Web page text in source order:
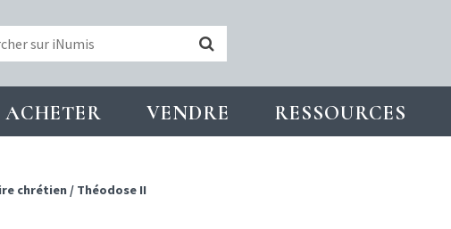
ACHETER VENDRE RESSOURCES
chrétien / Théodose II